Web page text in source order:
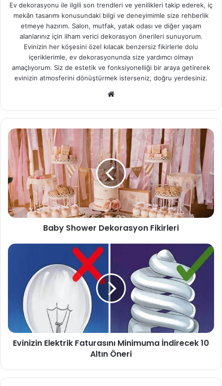
Ev dekorasyonu ile ilgili son trendleri ve yenilikleri takip ederek, iç
mekân tasarımı konusundaki bilgi ve deneyimimle size rehberlik
etmeye hazırım. Salon, mutfak, yatak odası ve diğer yaşam
alanlarınız için ilham verici dekorasyon önerileri sunuyorum.
Evinizin her köşesini özel kılacak benzersiz fikirlerle dolu
içeriklerimle, ev dekorasyonunda size yardımcı olmayı
amaçlıyorum. Siz de estetik ve fonksiyonelliği bir araya getirerek
evinizin atmosferini dönüştürmek isterseniz, doğru yerdesiniz.
sit
esi
Baby Shower Dekorasyon Fikirleri
Evinizin Elektrik Faturasını Minimuma İndirecek 10
Altın Öneri